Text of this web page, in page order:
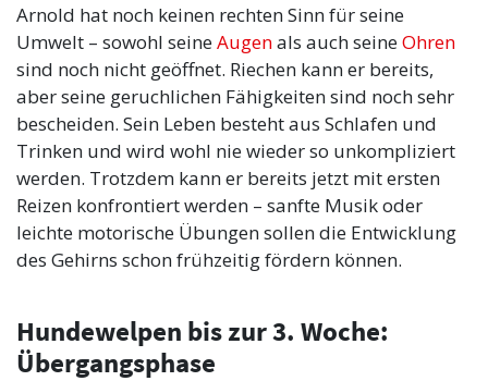
Arnold hat noch keinen rechten Sinn für seine
Umwelt – sowohl seineAugenals auch seineOhren
sind noch nicht geöffnet. Riechen kann er bereits,
aber seine geruchlichen Fähigkeiten sind noch sehr
bescheiden. Sein Leben besteht aus Schlafen und
Trinken und wird wohl nie wieder so unkompliziert
werden. Trotzdem kann er bereits jetzt mit ersten
Reizen konfrontiert werden – sanfte Musik oder
leichte motorische Übungen sollen die Entwicklung
des Gehirns schon frühzeitig fördern können.
Hundewelpen bis zur 3. Woche:
Übergangsphase